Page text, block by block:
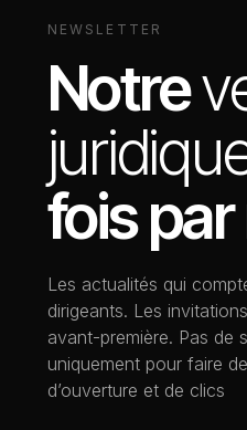
NEWSLETTER
Notre
fois
Les actualités qui
dirigeants. Les
avant-première. Pas de
uniquement pour faire
d’ouverture et de clics